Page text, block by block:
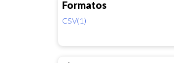
Formatos
CSV(1)